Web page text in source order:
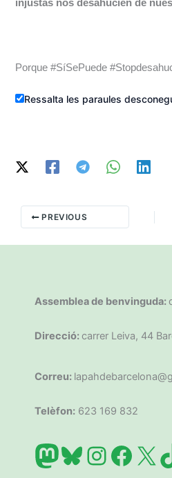
injustas nos desahucien de
Porque #SíSePuede
Ressalta les paraules
PREVIOUS
Assemblea de benvinguda:
Direcció: carrer Leiva, 44
Correu:
Telèfon: 623 169 832
Mastodon
Bluesky
X